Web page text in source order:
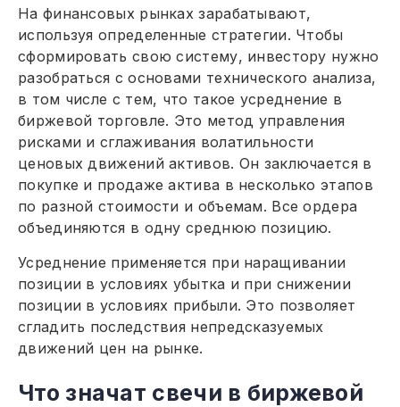
На финансовых рынках зарабатывают,
используя определенные стратегии. Чтобы
сформировать свою систему, инвестору нужно
разобраться с основами технического анализа,
в том числе с тем, что такое усреднение в
биржевой торговле. Это метод управления
рисками и сглаживания волатильности
ценовых движений активов. Он заключается в
покупке и продаже актива в несколько этапов
по разной стоимости и объемам. Все ордера
объединяются в одну среднюю позицию.
Усреднение применяется при наращивании
позиции в условиях убытка и при снижении
позиции в условиях прибыли. Это позволяет
сгладить последствия непредсказуемых
движений цен на рынке.
Что значат свечи в биржевой